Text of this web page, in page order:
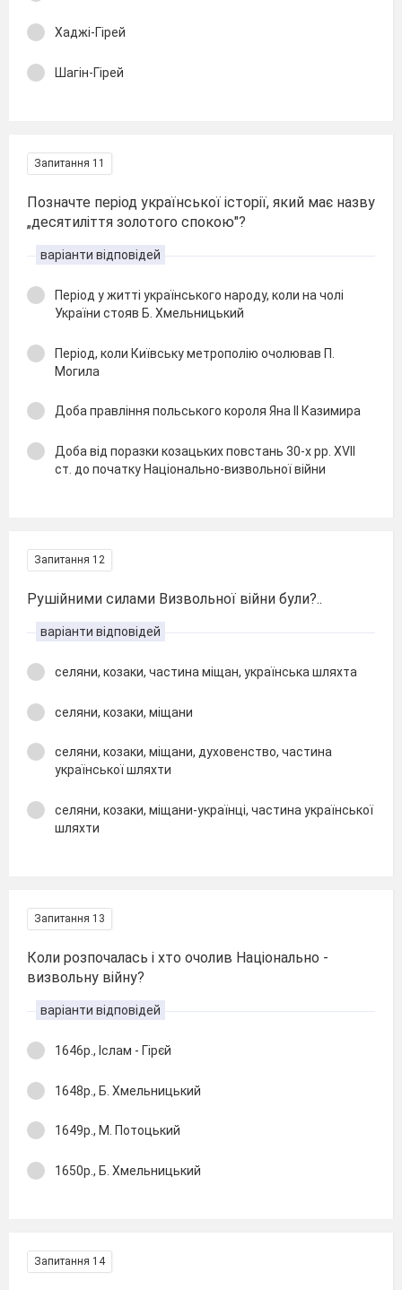
Хаджі-Гірей
Шагін-Гірей
Запитання 11
Позначте період української історії, який має назву
„десятиліття золотого спокою"?
варіанти відповідей
Період у житті українського народу, коли на чолі
України стояв Б. Хмельницький
Період, коли Київську метрополію очолював П.
Могила
Доба правління польського короля Яна II Казимира
Доба від поразки козацьких повстань 30-х рр. XVII
ст. до початку Національно-визвольної війни
Запитання 12
Рушійними силами Визвольної війни були?..
варіанти відповідей
селяни, козаки, частина міщан, українська шляхта
селяни, козаки, міщани
селяни, козаки, міщани, духовенство, частина
української шляхти
селяни, козаки, міщани-українці, частина української
шляхти
Запитання 13
Коли розпочалась і хто очолив Національно -
визвольну війну?
варіанти відповідей
1646р., Іслам - Гірєй
1648р., Б. Хмельницький
1649р., М. Потоцький
1650р., Б. Хмельницький
Запитання 14